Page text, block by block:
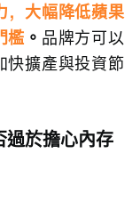
，大幅降低蘋果
檻 。 品牌方可以
快擴產與投資節
過於擔心內存